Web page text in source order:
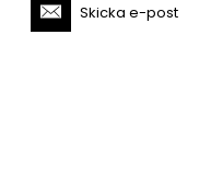
Skicka e-post